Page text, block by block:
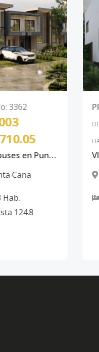
: 3362
Villas tipo TownHouses en Punta cana
Cana
Hab.
124.8